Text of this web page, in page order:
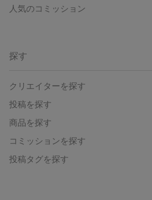
人気のコミッション
探す
クリエイターを探す
投稿を探す
商品を探す
コミッションを探す
投稿タグを探す